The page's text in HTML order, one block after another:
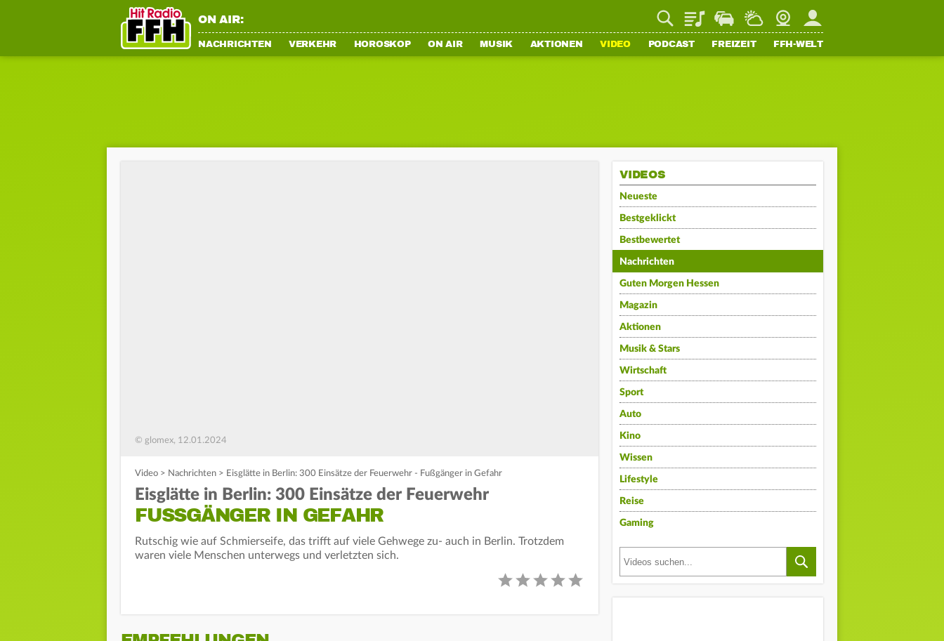
ON AIR: PlaylistStaupilotWetterWebcamMein FFH
NACHRICHTEN VERKEHR HOROSKOP ON AIR MUSIK AKTIONEN VIDEO PODCAST FREIZEIT FFH-WELT
© glomex, 12.01.2024
Video > Nachrichten > Eisglätte in Berlin: 300 Einsätze der Feuerwehr - Fußgänger in Gefahr
Eisglätte in Berlin: 300 Einsätze der Feuerwehr
FUSSGÄNGER IN GEFAHR
Rutschig wie auf Schmierseife, das trifft auf viele Gehwege zu- auch in Berlin. Trotzdem
waren viele Menschen unterwegs und verletzten sich.
VIDEOS
Neueste
Bestgeklickt
Bestbewertet
Nachrichten
Guten Morgen Hessen
Magazin
Aktionen
Musik & Stars
Wirtschaft
Sport
Auto
Kino
Wissen
Lifestyle
Reise
Gaming